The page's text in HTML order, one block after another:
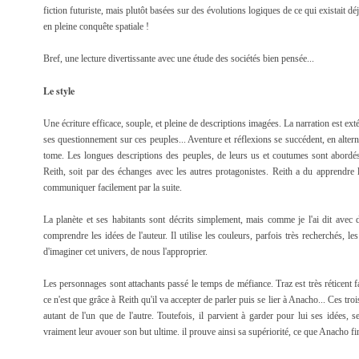
fiction futuriste, mais plutôt basées sur des évolutions logiques de ce qui existait
en pleine conquête spatiale !
Bref, une lecture divertissante avec une étude des sociétés bien pensée...
Le style
Une écriture efficace, souple, et pleine de descriptions imagées. La narration est
ses questionnement sur ces peuples... Aventure et réflexions se succédent, en
tome. Les longues descriptions des peuples, de leurs us et coutumes sont
Reith, soit par des échanges avec les autres protagonistes. Reith a du
communiquer facilement par la suite.
La planète et ses habitants sont décrits simplement, mais comme je l'ai dit avec
comprendre les idées de l'auteur. Il utilise les couleurs, parfois très recherchés,
d'imaginer cet univers, de nous l'approprier.
Les personnages sont attachants passé le temps de méfiance. Traz est très
ce n'est que grâce à Reith qu'il va accepter de parler puis se lier à Anacho... Ces
autant de l'un que de l'autre. Toutefois, il parvient à garder pour lui ses idées,
vraiment leur avouer son but ultime. il prouve ainsi sa supériorité, ce que Anacho